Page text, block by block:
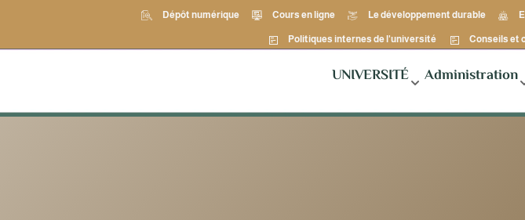
Dépôt numérique Cours en ligne Le développement durable
Politiques internes de l'université Conseils et
UNIVERSITÉ Administration